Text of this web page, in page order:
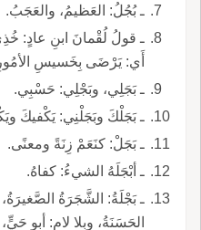
ـ بُجُلُ: العَظيمُ، والعَجَبُ.
ـ قولُ لُقْمانَ ابنِ عادٍ:
أَي: يَرْضَى بِخَسيسِ
ـ بَجَلِي، وبَجْلِي: حَسْبِي.
ـ بَجَلْكَ وبَجَلْنِي: يَكْفيكَ
ـ بَجَلْ: كنَعَمْ زِنَةً ومعنًى.
ـ أبْجَلَهُ الشيءُ: كفاهُ.
ـ بَجْلَةُ: الشَّجَرَةُ
الحَسَنَةُ، وبِلا لامٍ: أبو